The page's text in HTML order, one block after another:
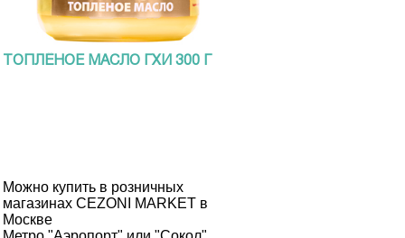
ТОПЛЁНОЕ МАСЛО ГХИ 300 Г
Можно купить в розничных
магазинах CEZONI MARKET в
Москве